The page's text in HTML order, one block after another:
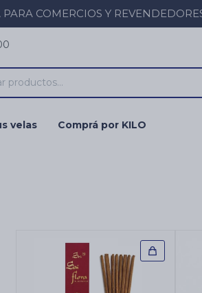
PARA COMERCIOS Y
velas Comprá por KILO